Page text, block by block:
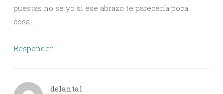
puestas no se yo si ese abrazo te parecería poca
cosa…
Responder
delantal